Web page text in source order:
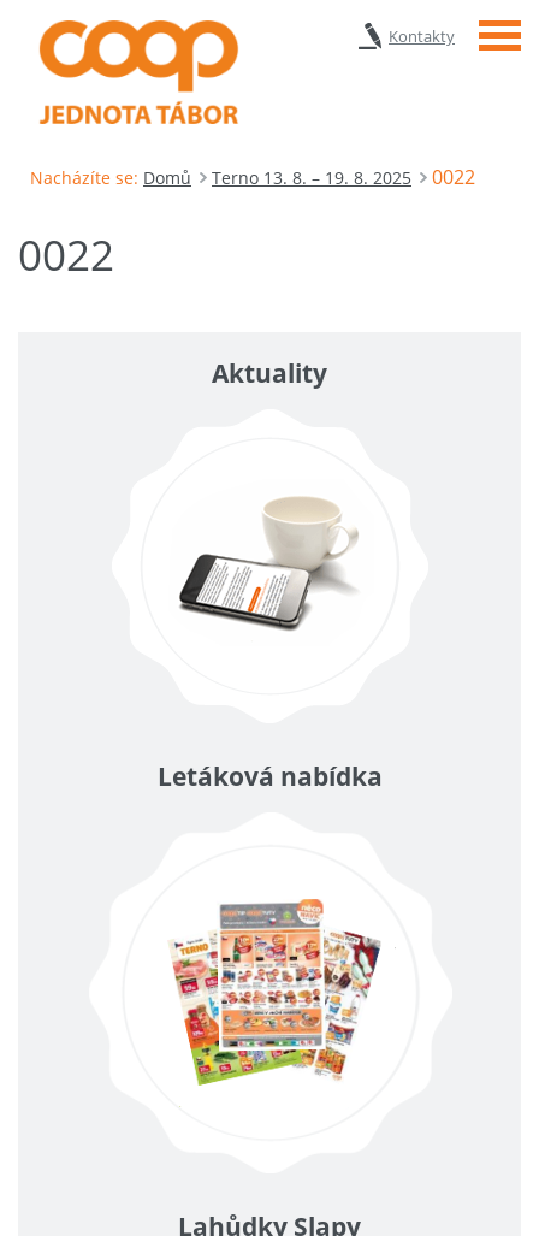
Kontakty Menu
Nacházíte se: Domů Terno 13. 8. – 19. 8. 2025 0022
0022
Aktuality
Letáková nabídka
Lahůdky Slapy